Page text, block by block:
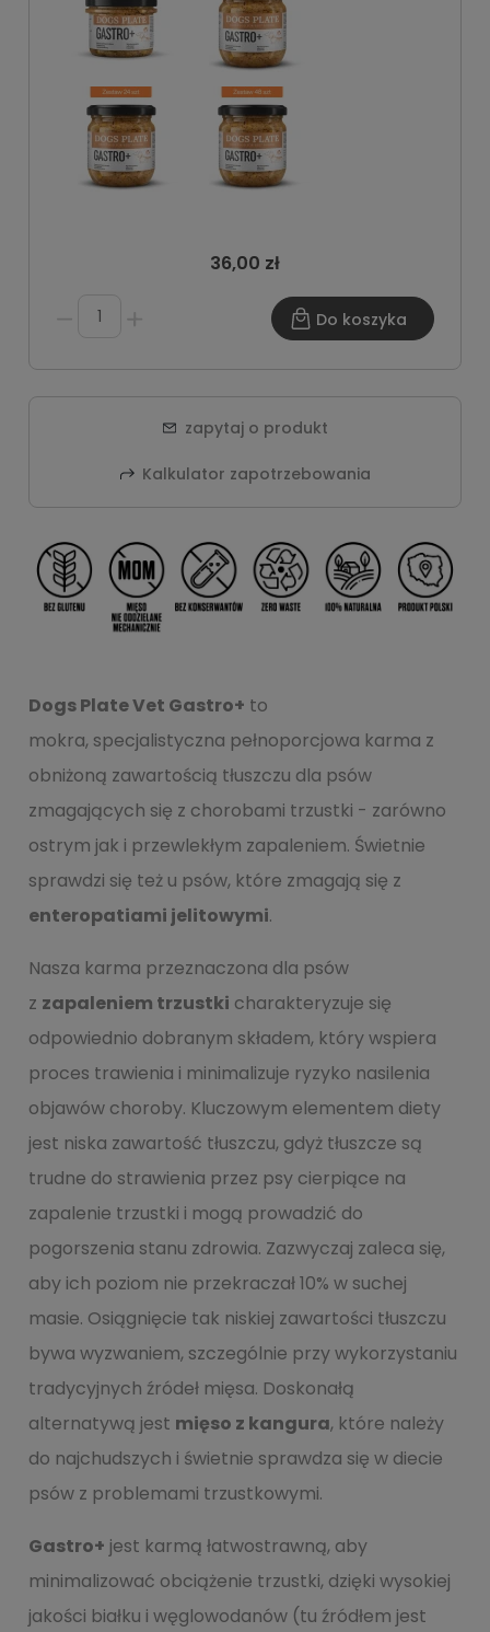
36,00 zł
Do koszyka
zapytaj o produkt
Kalkulator zapotrzebowania
Dogs Plate Vet Gastro+ to
mokra, specjalistyczna pełnoporcjowa karma z
obniżoną zawartością tłuszczu dla psów
zmagających się z chorobami trzustki - zarówno
ostrym jak i przewlekłym zapaleniem. Świetnie
sprawdzi się też u psów, które zmagają się z
enteropatiami jelitowymi.
Nasza karma przeznaczona dla psów
z zapaleniem trzustki charakteryzuje się
odpowiednio dobranym składem, który wspiera
proces trawienia i minimalizuje ryzyko nasilenia
objawów choroby. Kluczowym elementem diety
jest niska zawartość tłuszczu, gdyż tłuszcze są
trudne do strawienia przez psy cierpiące na
zapalenie trzustki i mogą prowadzić do
pogorszenia stanu zdrowia. Zazwyczaj zaleca się,
aby ich poziom nie przekraczał 10% w suchej
masie. Osiągnięcie tak niskiej zawartości tłuszczu
bywa wyzwaniem, szczególnie przy wykorzystaniu
tradycyjnych źródeł mięsa. Doskonałą
alternatywą jest mięso z kangura, które należy
do najchudszych i świetnie sprawdza się w diecie
psów z problemami trzustkowymi.
Gastro+ jest karmą łatwostrawną, aby
minimalizować obciążenie trzustki, dzięki wysokiej
jakości białku i węglowodanów (tu źródłem jest